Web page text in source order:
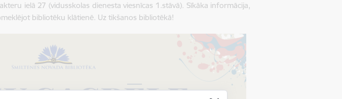
ielā 27 (vidusskolas dienesta viesnīcas 1.stāvā). Sīkāka informācija,
bibliotēku klātienē. Uz tikšanos bibliotēkā!